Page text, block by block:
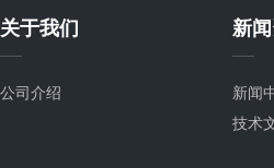
关于我们
公司介绍
新
新闻
技术